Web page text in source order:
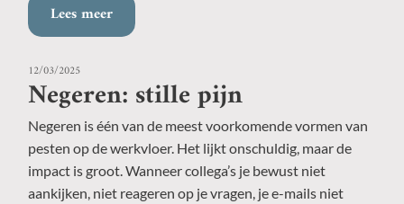
Lees meer
12/03/2025
Negeren: stille pijn
Negeren is één van de meest voorkomende vormen van
pesten op de werkvloer. Het lijkt onschuldig, maar de
impact is groot. Wanneer collega’s je bewust niet
aankijken, niet reageren op je vragen, je e-mails niet